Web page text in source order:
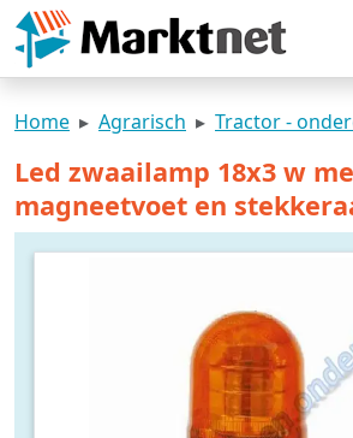
Home Agrarisch Tractor -
Led zwaailamp 18x3 w
magneetvoet en